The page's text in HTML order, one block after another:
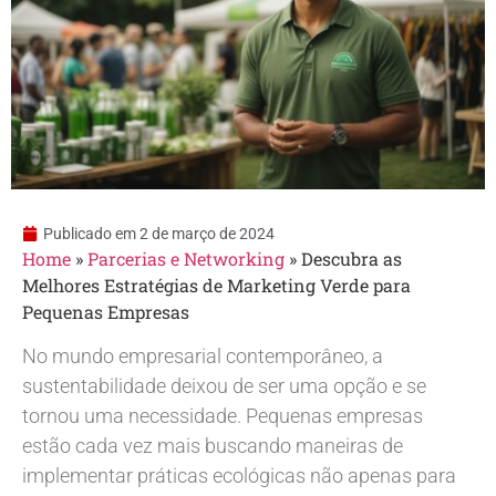
Publicado em2 de março de 2024
Home »Parcerias e Networking »Descubra as
Melhores Estratégias de Marketing Verde para
Pequenas Empresas
No mundo empresarial contemporâneo, a
sustentabilidade deixou de ser uma opção e se
tornou uma necessidade. Pequenas empresas
estão cada vez mais buscando maneiras de
implementar práticas ecológicas não apenas para